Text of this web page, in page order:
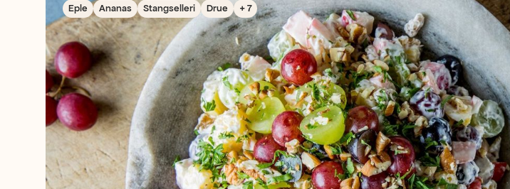
Eple Ananas Stangselleri Drue + 7